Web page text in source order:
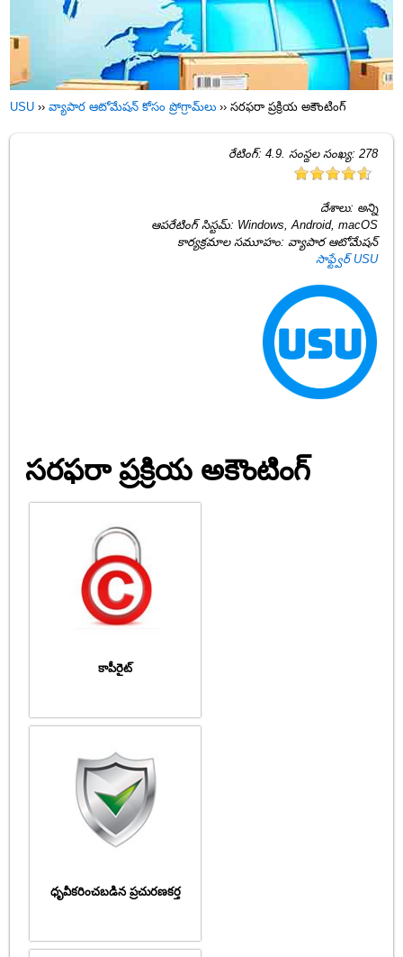
USU ››వ్యాపార ఆటోమేషన్ కోసం ప్రోగ్రామ్‌లు ››సరఫరా ప్రక్రియ అకౌంటింగ్
రేటింగ్: 4.9. సంస్థల సంఖ్య: 278
దేశాలు: అన్ని
ఆపరేటింగ్ సిస్టమ్: Windows, Android, macOS
కార్యక్రమాల సమూహం: వ్యాపార ఆటోమేషన్
సాఫ్ట్వేర్ USU
సరఫరా ప్రక్రియ అకౌంటింగ్
కాపీరైట్
ధృవీకరించబడిన ప్రచురణకర్త